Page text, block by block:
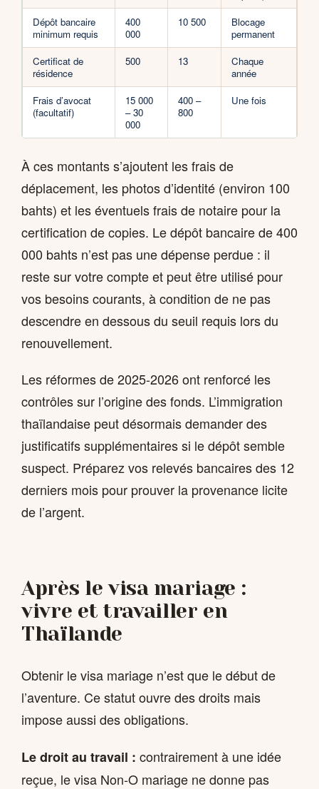
Dépôt bancaire
minimum requis
400
000
10 500
Blocage
permanent
Certificat de
résidence
500 13
Chaque
année
Frais d’avocat
(facultatif)
15 000
– 30
000
400 –
800
Une fois
À ces montants s’ajoutent les frais de
déplacement, les photos d’identité (environ 100
bahts) et les éventuels frais de notaire pour la
certification de copies. Le dépôt bancaire de 400
000 bahts n’est pas une dépense perdue : il
reste sur votre compte et peut être utilisé pour
vos besoins courants, à condition de ne pas
descendre en dessous du seuil requis lors du
renouvellement.
Les réformes de 2025-2026 ont renforcé les
contrôles sur l’origine des fonds. L’immigration
thaïlandaise peut désormais demander des
justificatifs supplémentaires si le dépôt semble
suspect. Préparez vos relevés bancaires des 12
derniers mois pour prouver la provenance licite
de l’argent.
Après le visa mariage :
vivre et travailler en
Thaïlande
Obtenir le visa mariage n’est que le début de
l’aventure. Ce statut ouvre des droits mais
impose aussi des obligations.
Le droit au travail : contrairement à une idée
reçue, le visa Non-O mariage ne donne pas